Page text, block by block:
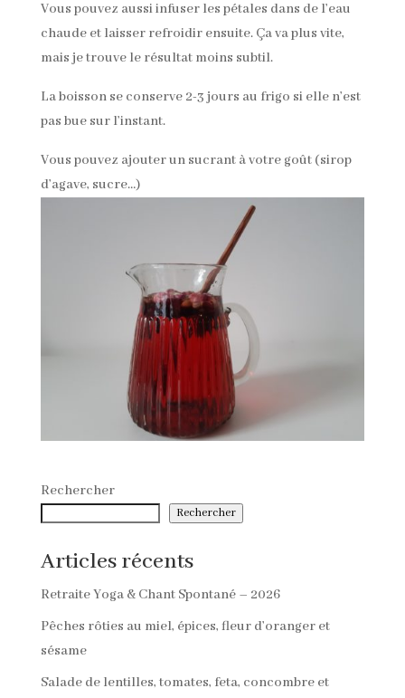
Vous pouvez aussi infuser les pétales dans de l’eau
chaude et laisser refroidir ensuite. Ça va plus vite,
mais je trouve le résultat moins subtil.
La boisson se conserve 2-3 jours au frigo si elle n’est
pas bue sur l’instant.
Vous pouvez ajouter un sucrant à votre goût (sirop
d’agave, sucre…)
Rechercher
Rechercher
Articles récents
Retraite Yoga & Chant Spontané – 2026
Pêches rôties au miel, épices, fleur d’oranger et
sésame
Salade de lentilles, tomates, feta, concombre et